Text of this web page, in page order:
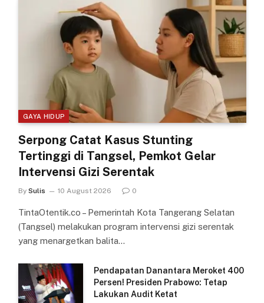
GAYA HIDUP
Serpong Catat Kasus Stunting
Tertinggi di Tangsel, Pemkot Gelar
Intervensi Gizi Serentak
By Sulis 10 August 2026 0
TintaOtentik.co – Pemerintah Kota Tangerang Selatan
(Tangsel) melakukan program intervensi gizi serentak
yang menargetkan balita…
Pendapatan Danantara Meroket 400
Persen! Presiden Prabowo: Tetap
Lakukan Audit Ketat